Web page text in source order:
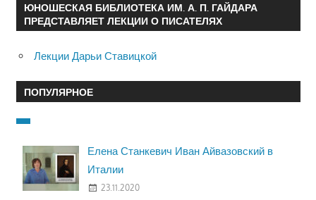
ЮНОШЕСКАЯ БИБЛИОТЕКА ИМ. А. П. ГАЙДАРА
ПРЕДСТАВЛЯЕТ ЛЕКЦИИ О ПИСАТЕЛЯХ
Лекции Дарьи Ставицкой
ПОПУЛЯРНОЕ
Елена Станкевич Иван Айвазовский в
Италии
23.11.2020